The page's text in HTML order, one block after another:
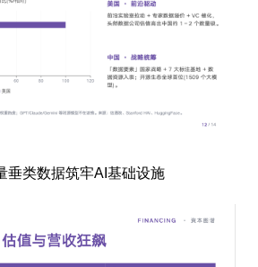
垂类数据筑牢AI基础设施